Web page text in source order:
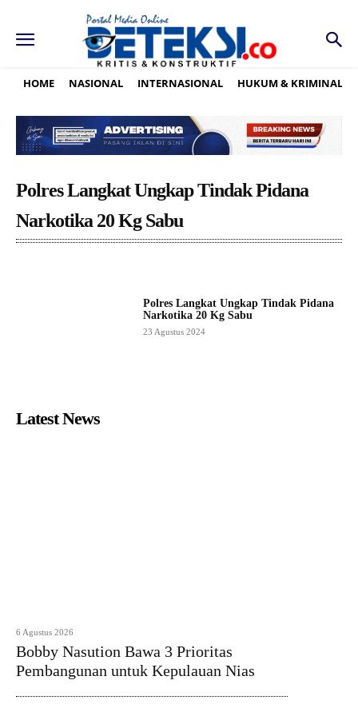
HOME NASIONAL INTERNASIONAL HUKUM & KRIMINAL
Polres Langkat Ungkap Tindak Pidana
Narkotika 20 Kg Sabu
Polres Langkat Ungkap Tindak Pidana
Narkotika 20 Kg Sabu
23 Agustus 2024
Latest News
6 Agustus 2026
Bobby Nasution Bawa 3 Prioritas
Pembangunan untuk Kepulauan Nias